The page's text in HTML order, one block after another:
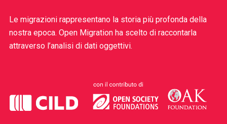
Le migrazioni rappresentano la storia più profonda della
nostra epoca. Open Migration ha scelto di raccontarla
attraverso l’analisi di dati oggettivi.